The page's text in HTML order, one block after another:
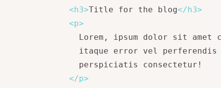
<h3>Title for the blog</h3>
<p>
Lorem, ipsum dolor sit amet
itaque error vel
            perspiciatis consectetur!
</p>